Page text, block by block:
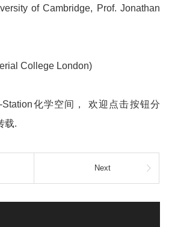
of Cambridge, Prof. Jonathan
College London)
化学空间， 欢迎点击按钮分
载.
Next